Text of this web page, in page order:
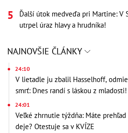
Ďalší útok medveďa pri Martine: V
utrpel úraz hlavy a hrudníka!
NAJNOVŠIE ČLÁNKY
24:10
V lietadle ju zbalil Hasselhoff,
smrť: Dnes randí s láskou z mladosti!
24:01
Veľké zhrnutie týždňa: Máte
deje? Otestuje sa v KVÍZE